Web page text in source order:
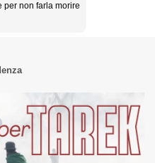
per non farla morire